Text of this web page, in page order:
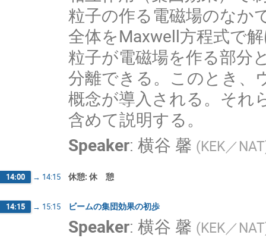
粒子の作る電磁場のなか
全体をMaxwell方程式で
粒子が電磁場を作る部分
分離できる。このとき、
概念が導入される。それ
含めて説明する。
Speaker: 横谷 馨 (KEK／NAT
14:00 → 14:15 休憩: 休 憩
14:15 → 15:15 ビームの集団効果の初歩
Speaker: 横谷 馨 (KEK／NAT